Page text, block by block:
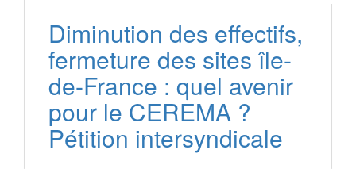
Diminution des effectifs,
fermeture des sites île-
de-France : quel avenir
pour le CEREMA ?
Pétition intersyndicale